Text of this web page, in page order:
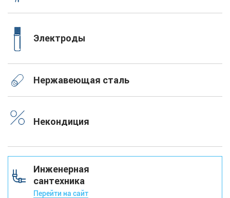
Электроды
Нержавеющая сталь
Некондиция
Инженерная
сантехника
Перейти на сайт